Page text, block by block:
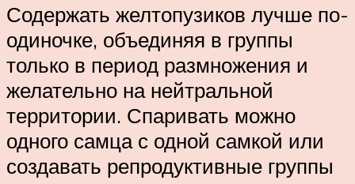
Содержать желтопузиков лучше по­
одиночке, объединяя в группы
толь­ко в период размножения и
желательно на нейтральной
территории. Спаривать можно
одного самца с одной самкой или
создавать репродуктивные груп­пы